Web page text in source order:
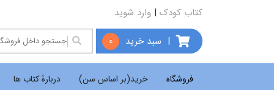
کتاب کودک | وارد شوید
| سبد خرید 0
فروشگاه خرید(بر اساس سن) دربارۀ کتاب ها